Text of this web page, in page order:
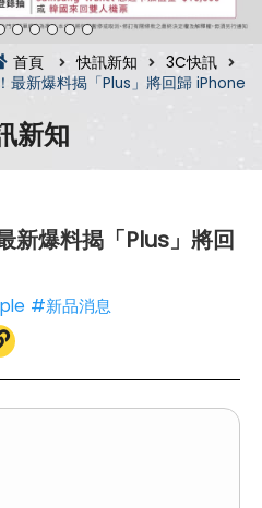
首頁 快訊新知
3C快訊
最新爆料揭「Plus」將回歸 iPhone
新知
新爆料揭「Plus」將回
#新品消息